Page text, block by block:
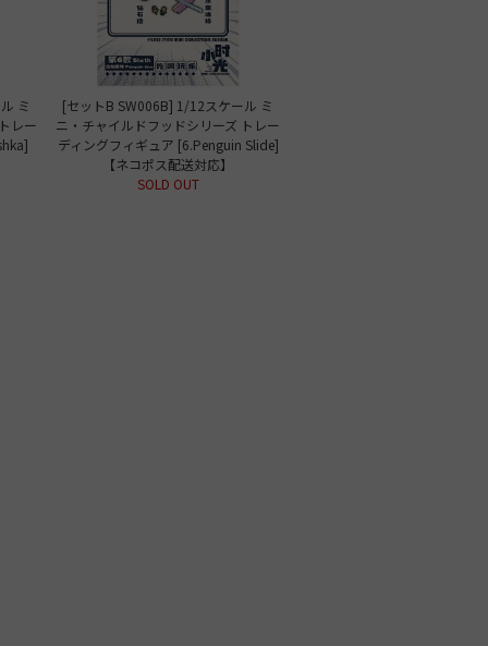
ミ
レー
[セットB SW006B] 1/12スケール ミ
ニ・チャイルドフッドシリーズ トレー
ディングフィギュア [6.Penguin Slide]
【ネコポス配送対応】
SOLD OUT